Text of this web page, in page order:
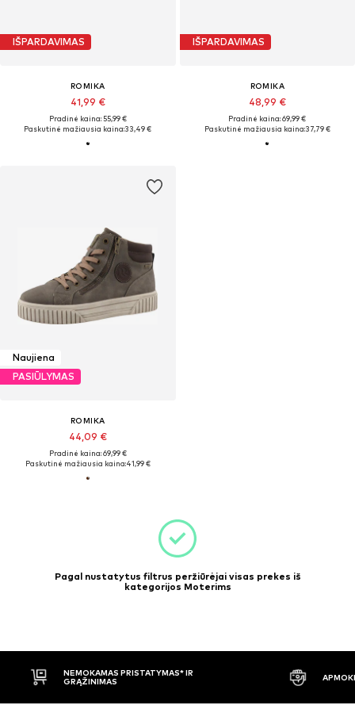
IŠPARDAVIMAS
ROMIKA
41,99 €
Pradinė kaina: 55,99 €
Paskutinė mažiausia kaina:33,49 €
IŠPARDAVIMAS
ROMIKA
48,99 €
Pradinė kaina: 69,99 €
Paskutinė mažiausia kaina:37,79 €
Naujiena
PASIŪLYMAS
ROMIKA
44,09 €
Pradinė kaina: 69,99 €
Paskutinė mažiausia kaina:41,99 €
Pagal nustatytus filtrus peržiūrėjai visas prekes iš
kategorijos Moterims
NEMOKAMAS PRISTATYMAS* IR
GRĄŽINIMAS